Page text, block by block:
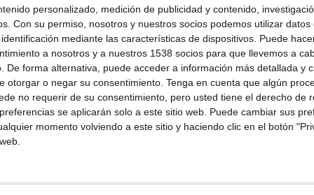
personalizado, medición de publicidad y contenido,
Con su permiso, nosotros y nuestros socios podemos utilizar datos
mediante las características de dispositivos. Puede
a nosotros y a nuestros 1538 socios para que llevemos a
De forma alternativa, puede acceder a información más detallada y
otorgar o negar su consentimiento. Tenga en cuenta que algún
no requerir de su consentimiento, pero usted tiene el derecho de
se aplicarán solo a este sitio web. Puede cambiar sus
momento volviendo a este sitio y haciendo clic en el botón
el valor de su marca hasta los 3.200 millones de
de gastos desde que adquirió la canadiense
de deuda y un mejor desempeño de su negocio en
duplicar sus beneficios el año pasado, a pesar
que representa el 19,6% de la tabla, también
posición en el ranking gracias a un fuerte
global de tiendas y al aumento de su número de
a la floreciente economía española. Una vez
de la fuerte depreciación de divisas. Inditex
por lo que la subida del euro frente a otras